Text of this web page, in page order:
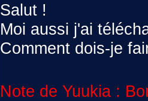
Salut !
Moi aussi j'ai
Comment dois-je
Note de Yuukia :